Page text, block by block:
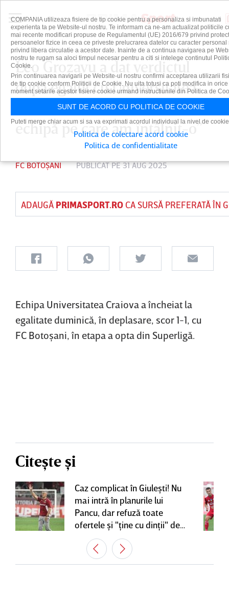
Leo Grozavu a dat verdictul
după egalul cu Universitatea
Craiova: ”E cea mai bună
echipă pe care am întâlnit-o”
FC BOTOȘANI PUBLICAT PE 31 AUG 2025
ADAUGĂ PRIMASPORT.ROCA SURSĂ PREFERATĂ ÎN
Echipa Universitatea Craiova a încheiat la
egalitate duminică, în deplasare, scor 1-1, cu
FC Botoşani, în etapa a opta din Superligă.
Citește și
Caz complicat în Giuleşti! Nu
mai intră în planurile lui
Pancu, dar refuză toate
ofertele şi "ţine cu dinţii" de
contractul cu Rapid
COMPANIA utilizeaza fisiere de tip cookie pentru a personaliza si imbunatati
experienta ta pe Website-ul nostru. Te informam ca ne-am actualizat politicile
mai recente modificari propuse de Regulamentul (UE) 2016/679 privind
persoanelor fizice in ceea ce priveste prelucrarea datelor cu caracter personal
privind libera circulatie a acestor date. Inainte de a continua navigarea pe
nostru te rugam sa aloci timpul necesar pentru a citi si intelege continutul
Cookie.
Prin continuarea navigarii pe Website-ul nostru confirmi acceptarea utilizarii
de tip cookie conform Politicii de Cookie. Nu uita totusi ca poti modifica in orice
moment setarile acestor fisiere cookie urmand instructiunile din Politica de
SUNT DE ACORD CU POLITICA DE COOKIE
Puteti merge chiar acum si sa va exprimati acordul individual la nivel de
Politica de colectare acord cookie
Politica de confidentialitate